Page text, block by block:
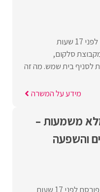
שעות
סלקום,
לסניף בית שמש. מה זה
מידע על המשרה
משמעות –
והשפעה
פורסם לפני 17 שעות